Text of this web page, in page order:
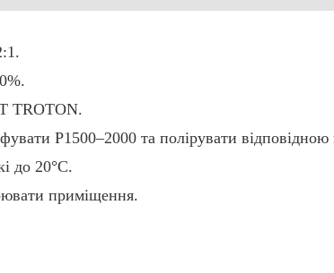
TROTON.
Р1500–2000 та полірувати
до 20°C.
приміщення.